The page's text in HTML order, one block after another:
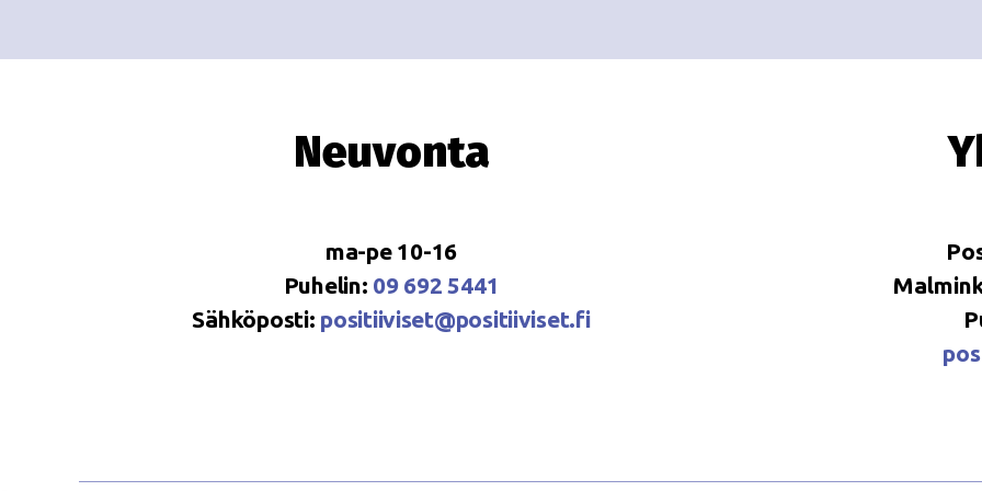
Neuvonta
ma-pe 10-16
Puhelin: 09 692 5441
Sähköposti: positiiviset@positiiviset.fi